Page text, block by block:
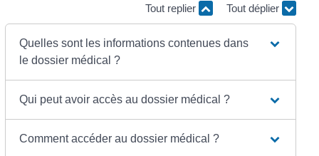
Tout replier Tout déplier
Quelles sont les informations contenues dans
le dossier médical ?
Qui peut avoir accès au dossier médical ?
Comment accéder au dossier médical ?